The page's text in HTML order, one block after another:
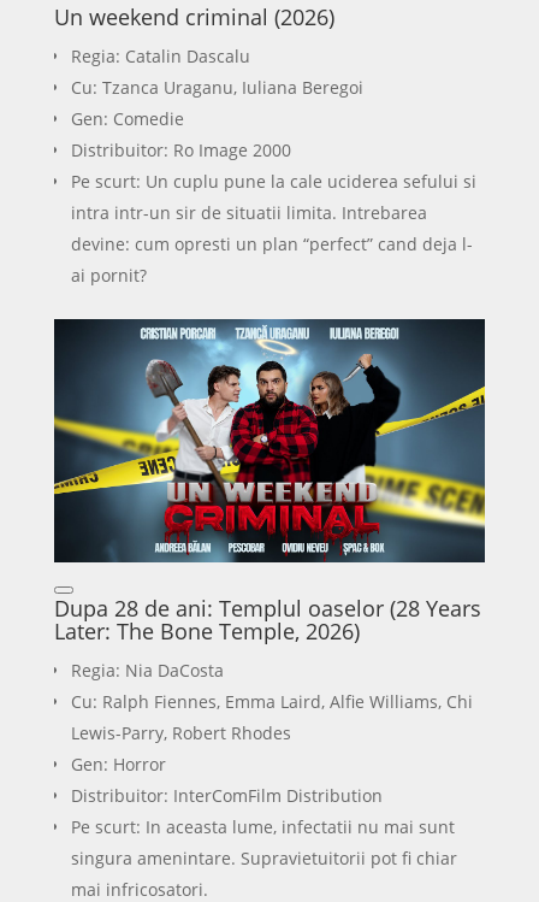
Un weekend criminal (2026)
Regia: Catalin Dascalu
Cu: Tzanca Uraganu, Iuliana Beregoi
Gen: Comedie
Distribuitor: Ro Image 2000
Pe scurt: Un cuplu pune la cale uciderea sefului si
intra intr-un sir de situatii limita. Intrebarea
devine: cum opresti un plan “perfect” cand deja l-
ai pornit?
Dupa 28 de ani: Templul oaselor (28 Years
Later: The Bone Temple, 2026)
Regia: Nia DaCosta
Cu: Ralph Fiennes, Emma Laird, Alfie Williams, Chi
Lewis-Parry, Robert Rhodes
Gen: Horror
Distribuitor: InterComFilm Distribution
Pe scurt: In aceasta lume, infectatii nu mai sunt
singura amenintare. Supravietuitorii pot fi chiar
mai infricosatori.